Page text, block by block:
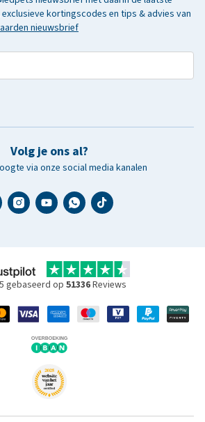
kortingscodes en tips & advies van
nieuwsbrief
Volg je ons al?
via onze social media kanalen
gebaseerd op 51336Reviews